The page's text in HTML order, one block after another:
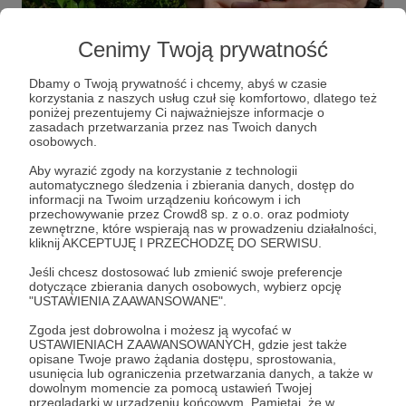
Cenimy Twoją prywatność
Dbamy o Twoją prywatność i chcemy, abyś w czasie
korzystania z naszych usług czuł się komfortowo, dlatego też
poniżej prezentujemy Ci najważniejsze informacje o
zasadach przetwarzania przez nas Twoich danych
osobowych.
Aby wyrazić zgody na korzystanie z technologii
automatycznego śledzenia i zbierania danych, dostęp do
informacji na Twoim urządzeniu końcowym i ich
przechowywanie przez Crowd8 sp. z o.o. oraz podmioty
zewnętrzne, które wspierają nas w prowadzeniu działalności,
kliknij AKCEPTUJĘ I PRZECHODZĘ DO SERWISU.
Jeśli chcesz dostosować lub zmienić swoje preferencje
dotyczące zbierania danych osobowych, wybierz opcję
"USTAWIENIA ZAAWANSOWANE".
Zgoda jest dobrowolna i możesz ją wycofać w
USTAWIENIACH ZAAWANSOWANYCH, gdzie jest także
opisane Twoje prawo żądania dostępu, sprostowania,
usunięcia lub ograniczenia przetwarzania danych, a także w
dowolnym momencie za pomocą ustawień Twojej
przeglądarki w urządzeniu końcowym. Pamiętaj, że w
O co mi chodzi?
Przede wszystkim o dwie rzeczy:
lubię ludzi i jestem ich ciekaw
lubię dzielić się wiedzą i pomagać
ludziom w odkrywaniu siebie
To drugie podobno nieźle mi wychodzi ;)
Kocham pracę z ludźmi, alesam gabinet to dla
mnie za mało . Tym bardziej, że zgłasza się do
mnie dużo więcej osób, niż jestem w stanie
przyjąć. A drugi powód tkwi we mnie. Zawsze mnie
Rozwiń opis
Cele
śmigać
180 zł
miesięcznie
97 zł
brakuje
310 zł
miesięcznie